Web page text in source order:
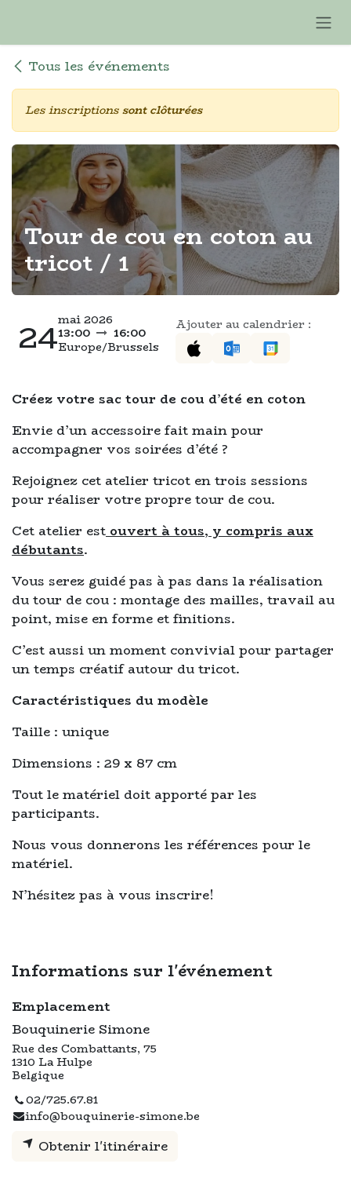
Tous les événements
Les inscriptionssont clôturées
Tour de cou en coton au
tricot / 1
24mai 2026
13:00
16:00
Europe/Brussels
Ajouter au calendrier :
Créez votre sac tour de cou d’été en coton
Envie d’un accessoire fait main pour
accompagner vos soirées d’été ?
Rejoignez cet atelier tricot en trois sessions
pour réaliser votre propre tour de cou.
Cet atelier est ouvert à tous, y compris aux
débutants.
Vous serez guidé pas à pas dans la réalisation
du tour de cou : montage des mailles, travail au
point, mise en forme et finitions.
C’est aussi un moment convivial pour partager
un temps créatif autour du tricot.
Caractéristiques du modèle
Taille : unique
Dimensions : 29 x 87 cm
Tout le matériel doit apporté par les
participants.
Nous vous donnerons les références pour le
matériel.
N’hésitez pas à vous inscrire!
Informations sur l'événement
Emplacement
Bouquinerie Simone
Rue des Combattants, 75
1310 La Hulpe
Belgique
02/725.67.81
info@bouquinerie-simone.be
Obtenir l'itinéraire